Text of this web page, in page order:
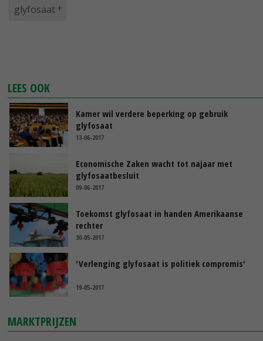
glyfosaat
LEES OOK
Kamer wil verdere beperking op gebruik
glyfosaat
13-06-2017
Economische Zaken wacht tot najaar met
glyfosaatbesluit
09-06-2017
Toekomst glyfosaat in handen Amerikaanse
rechter
30-05-2017
'Verlenging glyfosaat is politiek compromis'
19-05-2017
MARKTPRIJZEN